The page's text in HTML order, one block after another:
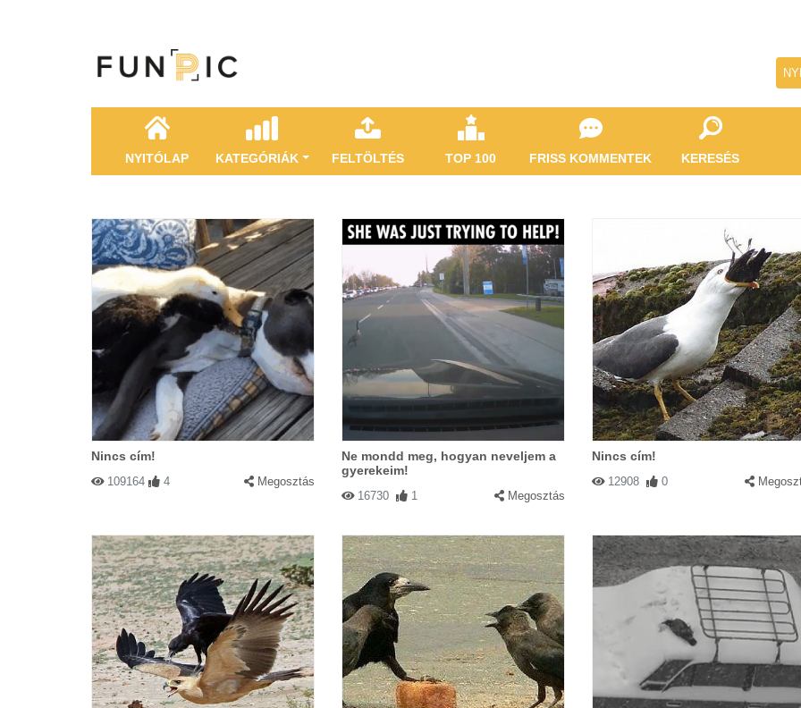
NYITÓLAP KATEGÓRIÁK FELTÖLTÉS TOP 100 FRISS KOMMENTEK KERESÉS
Nincs cím!
109164 4 Megosztás
Ne mondd meg, hogyan neveljem a
gyerekeim!
16730 1 Megosztás
Nincs cím!
12908 0